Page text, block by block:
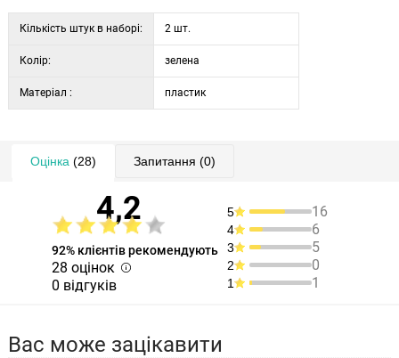
Кількість штук в наборі: 2 шт.
Колір: зелена
Матеріал : пластик
Оцінка (28) Запитання (0)
4,2
92% клієнтів рекомендують
28 оцінок
0 відгуків
5 16
4 6
3 5
2 0
1 1
Вас може зацікавити